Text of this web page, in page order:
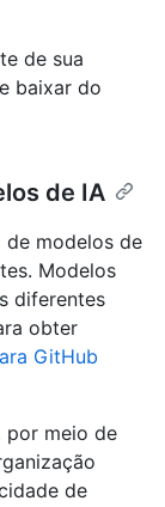
de sua
baixar do
de IA
de modelos de
Modelos
diferentes
obter
GitHub
por meio de
de